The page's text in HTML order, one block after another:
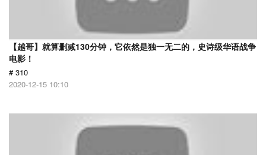
【越哥】就算删减130分钟，它依然是独一无二的，史诗级华语战争
电影！
# 310
2020-12-15 10:10